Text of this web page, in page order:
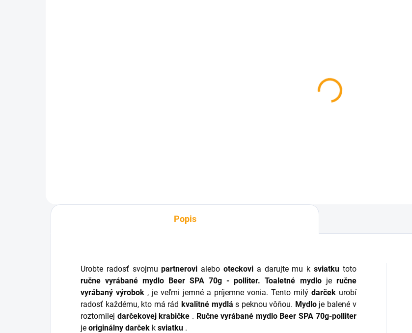
Popis
Urobte radosť svojmupartnerovi alebo oteckovia darujte mu k sviatkutoto
ručne vyrábané mydlo Beer SPA 70g - polliter. Toaletné mydloje ručne
vyrábaný výrobok, je veľmi jemné a príjemne vonia. Tento milý darčekurobí
radosť každému, kto má rád kvalitné mydlá s peknou vôňou. Mydloje balené v
roztomilej darčekovej krabičke . Ručne vyrábané mydlo Beer SPA 70g-polliter
je originálny darček k sviatku .